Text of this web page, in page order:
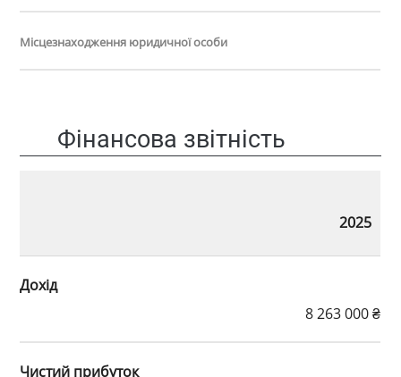
Місцезнаходження юридичної особи
Фінансова звітність
2025
Дохід
8 263 000 ₴
Чистий прибуток